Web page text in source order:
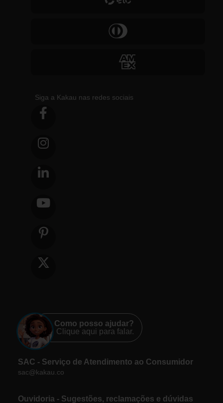
Siga a Kakau nas redes sociais
Como posso ajudar?
Clique aqui para falar.
SAC - Serviço de Atendimento ao Consumidor
sac@kakau.co
Ouvidoria - Sugestões, reclamações e dúvidas